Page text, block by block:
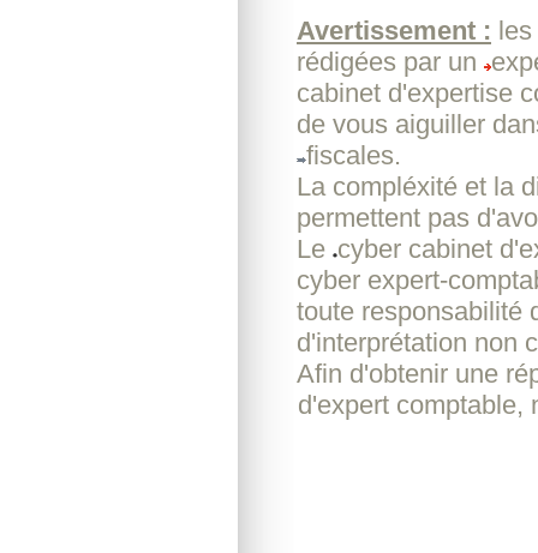
Avertissement :
rédigées par un
cabinet d'expertise
de vous aiguiller
fiscales.
La compléxité et la
permettent pas
Le cyber cabinet
cyber expert-
toute responsabilité
d'interprétation non
Afin d'obtenir une
d'expert comptable,